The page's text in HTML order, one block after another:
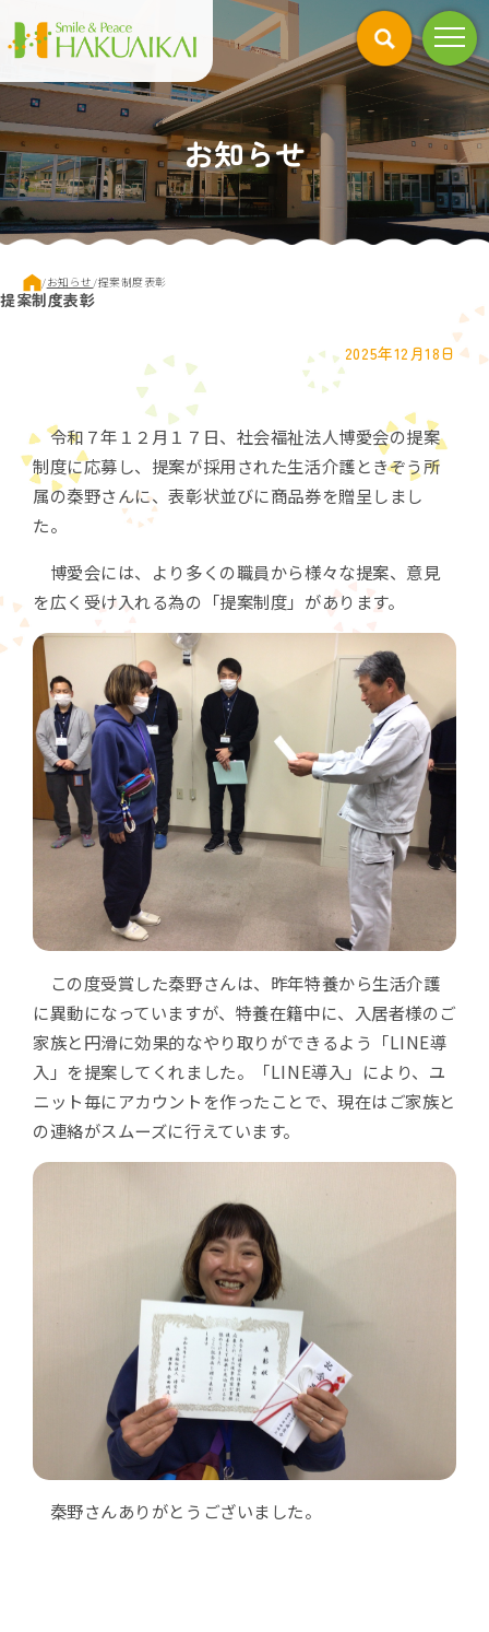
お知らせ
現
在
/お知らせ /提案制度表彰
提案制度表彰
2025年12月18日
令和７年１２月１７日、社会福祉法人博愛会の提案
制度に応募し、提案が採用された生活介護ときぞう所
属の秦野さんに、表彰状並びに商品券を贈呈しまし
た。
博愛会には、より多くの職員から様々な提案、意見
を広く受け入れる為の「提案制度」があります。
この度受賞した秦野さんは、昨年特養から生活介護
に異動になっていますが、特養在籍中に、入居者様のご
家族と円滑に効果的なやり取りができるよう「LINE導
入」を提案してくれました。「LINE導入」により、ユ
ニット毎にアカウントを作ったことで、現在はご家族と
の連絡がスムーズに行えています。
秦野さんありがとうございました。